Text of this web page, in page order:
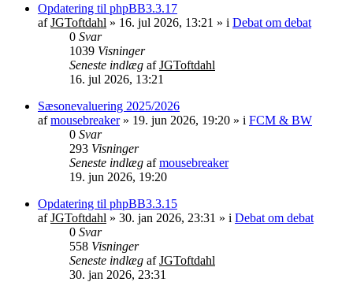
Opdatering til phpBB3.3.17
afJGToftdahl » 16. jul 2026, 13:21 » i Debat om debat
0 Svar
1039 Visninger
Seneste indlæg afJGToftdahl
16. jul 2026, 13:21
Sæsonevaluering 2025/2026
afmousebreaker» 19. jun 2026, 19:20 » i FCM & BW
0 Svar
293 Visninger
Seneste indlæg afmousebreaker
19. jun 2026, 19:20
Opdatering til phpBB3.3.15
afJGToftdahl » 30. jan 2026, 23:31 » i Debat om debat
0 Svar
558 Visninger
Seneste indlæg afJGToftdahl
30. jan 2026, 23:31